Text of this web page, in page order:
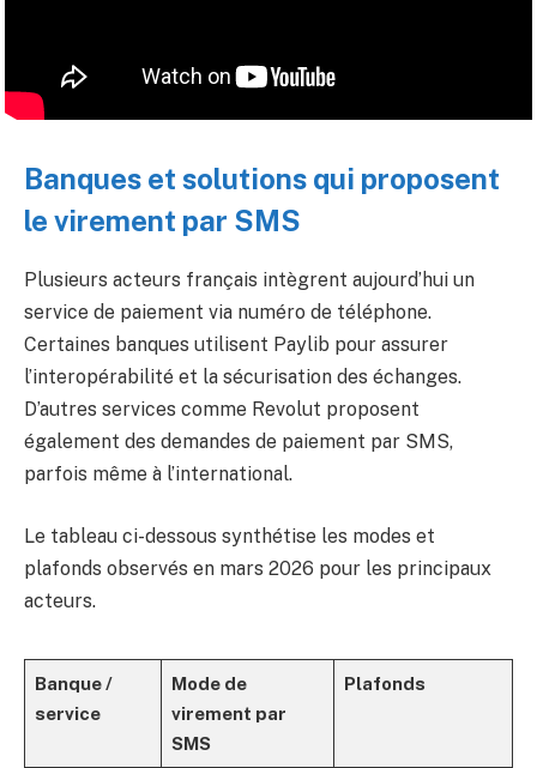
Banques et solutions qui proposent
le virement par SMS
Plusieurs acteurs français intègrent aujourd’hui un
service de paiement via numéro de téléphone.
Certaines banques utilisent Paylib pour assurer
l’interopérabilité et la sécurisation des échanges.
D’autres services comme Revolut proposent
également des demandes de paiement par SMS,
parfois même à l’international.
Le tableau ci-dessous synthétise les modes et
plafonds observés en mars 2026 pour les principaux
acteurs.
Banque /
service
Mode de
virement par
SMS
Plafonds